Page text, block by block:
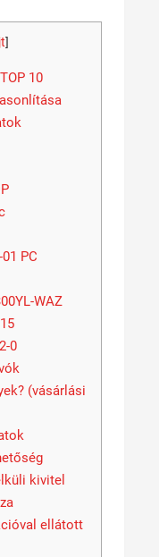
]
10
PC
WAZ
0
(vásárlási
kivitel
ellátott